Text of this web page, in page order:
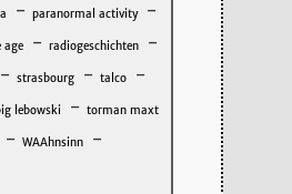
- paranormal activity -
age - radiogeschichten -
- strasbourg - talco -
lebowski - torman maxt
- WAAhnsinn -